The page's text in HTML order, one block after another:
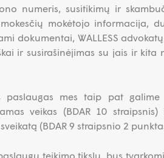
numeris, susitikimų ir
mokėtojo informacija,
dokumentai, WALLESS
ir susirašinėjimas su jais ir
paslaugas mes taip pat
veikas (BDAR 10
(BDAR 9 straipsnio 2
teikimo tikslu, bus